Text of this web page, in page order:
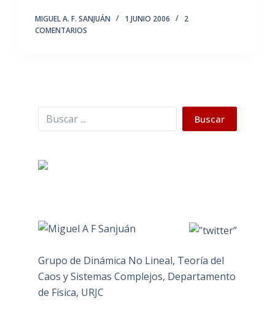
MIGUEL A. F. SANJUÁN 1 JUNIO 2006
2
COMENTARIOS
Buscar Buscar
Grupo de Dinámica No Lineal, Teoría del
Caos y Sistemas Complejos, Departamento
de Física, URJC